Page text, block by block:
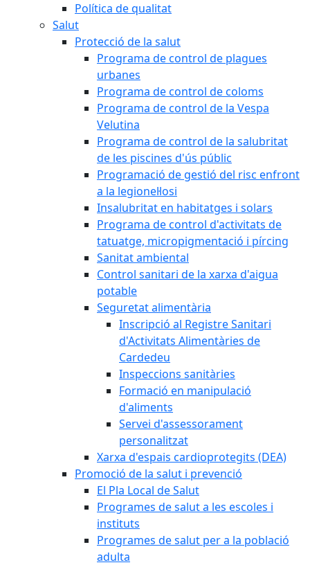
Política de qualitat
Salut
Protecció de la salut
Programa de control de plagues
urbanes
Programa de control de coloms
Programa de control de la Vespa
Velutina
Programa de control de la salubritat
de les piscines d'ús públic
Programació de gestió del risc enfront
a la legionel·losi
Insalubritat en habitatges i solars
Programa de control d'activitats de
tatuatge, micropigmentació i pírcing
Sanitat ambiental
Control sanitari de la xarxa d'aigua
potable
Seguretat alimentària
Inscripció al Registre Sanitari
d'Activitats Alimentàries de
Cardedeu
Inspeccions sanitàries
Formació en manipulació
d'aliments
Servei d'assessorament
personalitzat
Xarxa d'espais cardioprotegits (DEA)
Promoció de la salut i prevenció
El Pla Local de Salut
Programes de salut a les escoles i
instituts
Programes de salut per a la població
adulta